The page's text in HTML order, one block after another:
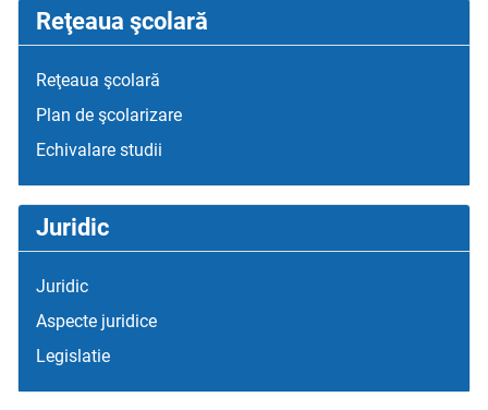
Reţeaua şcolară
Reţeaua şcolară
Plan de şcolarizare
Echivalare studii
Juridic
Juridic
Aspecte juridice
Legislatie